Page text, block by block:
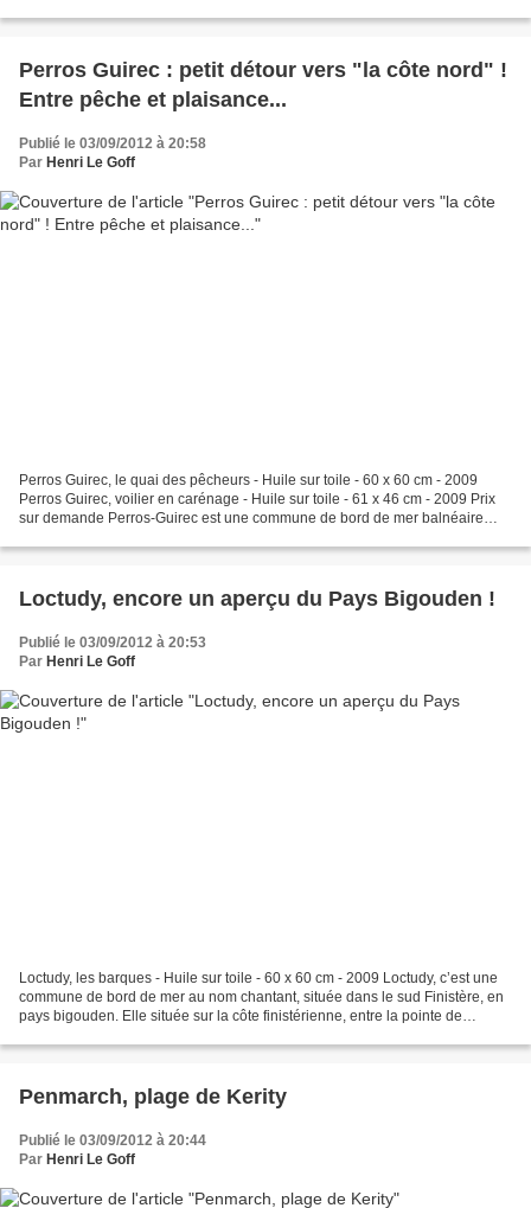
Perros Guirec : petit détour vers "la côte nord" !
Entre pêche et plaisance...
Publié le 03/09/2012 à 20:58
Par Henri Le Goff
Perros Guirec, le quai des pêcheurs - Huile sur toile - 60 x 60 cm - 2009
Perros Guirec, voilier en carénage - Huile sur toile - 61 x 46 cm - 2009 Prix
sur demande Perros-Guirec est une commune de bord de mer balnéaire
Loctudy, encore un aperçu du Pays Bigouden !
Publié le 03/09/2012 à 20:53
Par Henri Le Goff
Loctudy, les barques - Huile sur toile - 60 x 60 cm - 2009 Loctudy, c’est une
commune de bord de mer au nom chantant, située dans le sud Finistère, en
pays bigouden. Elle située sur la côte finistérienne, entre la pointe de
Penmarch, plage de Kerity
Publié le 03/09/2012 à 20:44
Par Henri Le Goff